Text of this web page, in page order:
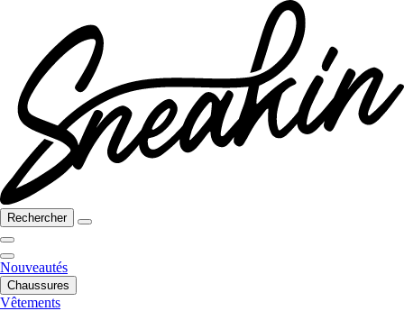
Rechercher
Nouveautés
Chaussures
Vêtements